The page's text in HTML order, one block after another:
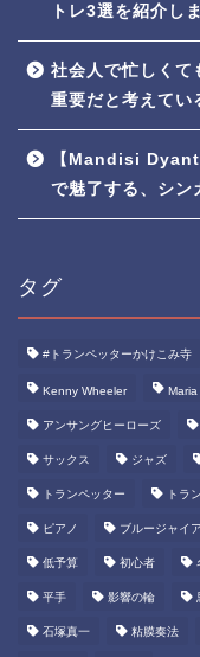
トレ3選を紹介し
社会人で忙しくて
重要だと考えてい
【Mandisi
で魅了する、シン
タグ
#トランペッターかけこみ寺
Kenny Wheeler
アンサングヒーローズ
サックス ジャズ
トランペッター トラ
ピアノ ブルージャイ
低予算 初心者
平手 影響の輪
石塚真一 粘膜奏法